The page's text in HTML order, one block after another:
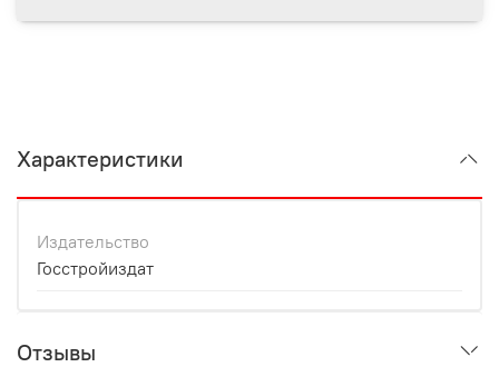
Характеристики
Издательство
Госстройиздат
Отзывы